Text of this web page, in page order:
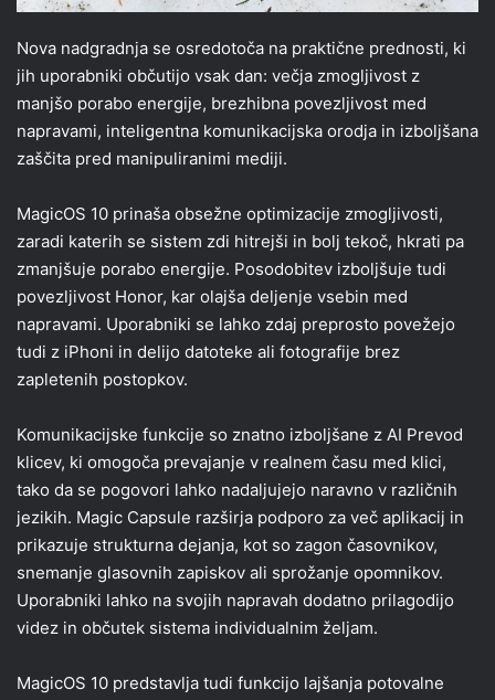
Nova nadgradnja se osredotoča na praktične prednosti, ki
jih uporabniki občutijo vsak dan: večja zmogljivost z
manjšo porabo energije, brezhibna povezljivost med
napravami, inteligentna komunikacijska orodja in izboljšana
zaščita pred manipuliranimi mediji.
MagicOS 10 prinaša obsežne optimizacije zmogljivosti,
zaradi katerih se sistem zdi hitrejši in bolj tekoč, hkrati pa
zmanjšuje porabo energije. Posodobitev izboljšuje tudi
povezljivost Honor, kar olajša deljenje vsebin med
napravami. Uporabniki se lahko zdaj preprosto povežejo
tudi z iPhoni in delijo datoteke ali fotografije brez
zapletenih postopkov.
Komunikacijske funkcije so znatno izboljšane z AI Prevod
klicev, ki omogoča prevajanje v realnem času med klici,
tako da se pogovori lahko nadaljujejo naravno v različnih
jezikih. Magic Capsule razširja podporo za več aplikacij in
prikazuje strukturna dejanja, kot so zagon časovnikov,
snemanje glasovnih zapiskov ali sprožanje opomnikov.
Uporabniki lahko na svojih napravah dodatno prilagodijo
videz in občutek sistema individualnim željam.
MagicOS 10 predstavlja tudi funkcijo lajšanja potovalne